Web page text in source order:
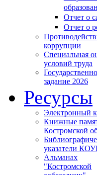
Отчет о
Отчет о
коррупции
Специальная
условий труда
задание 2026
Ресурсы
Электронный
Книжные
Костромской
указатели
Альманах
"Костромской